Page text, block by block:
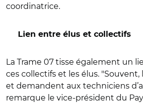
coordinatrice.
Lien entre élus et collectifs
La Trame 07 tisse également un
ces collectifs et les élus.
et demandent aux techniciens
remarque le vice-président du